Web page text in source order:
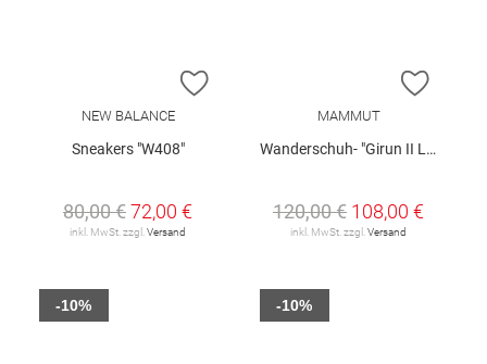
ZUR WUNSCHLISTE HINZUFÜGEN
NEW BALANCE
Sneakers "W408"
80,00 €72,00 €
inkl. MwSt. zzgl.Versand
ZUR
MAMMUT
Wanderschuh- "Girun II Low GTX W"
120,00 € 108,00 €
inkl. MwSt. zzgl.Versand
-10% -10%